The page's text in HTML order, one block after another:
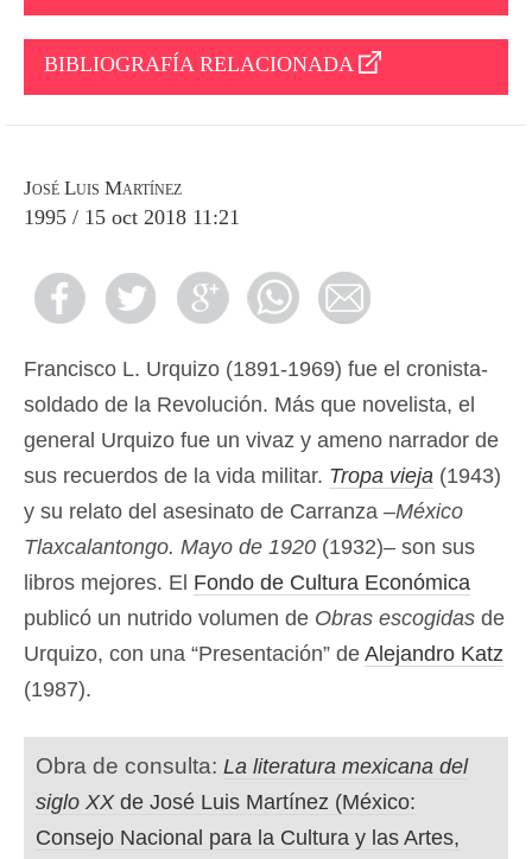
BIBLIOGRAFÍA RELACIONADA
José Luis Martínez
1995 / 15 oct 2018 11:21
Francisco L. Urquizo (1891-1969) fue el cronista-
soldado de la Revolución. Más que novelista, el
general Urquizo fue un vivaz y ameno narrador de
sus recuerdos de la vida militar. Tropa vieja (1943)
y su relato del asesinato de Carranza –México
Tlaxcalantongo. Mayo de 1920 (1932)– son sus
libros mejores. El Fondo de Cultura Económica
publicó un nutrido volumen de Obras escogidas de
Urquizo, con una “Presentación” de Alejandro Katz
(1987).
Obra de consulta: La literatura mexicana del
siglo XXde José Luis Martínez (México:
Consejo Nacional para la Cultura y las Artes,